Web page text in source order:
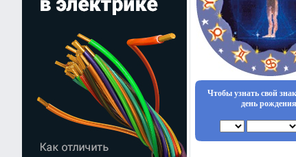
Чтобы узнать свой
день